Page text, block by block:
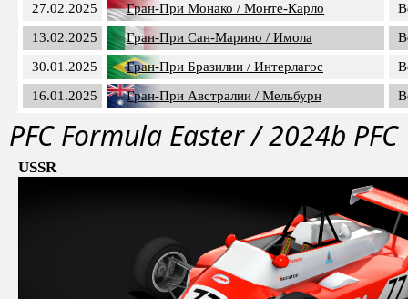
27.02.2025
Гран-При Монако / Монте-Карло
13.02.2025
Гран-При Сан-Марино / Имола
30.01.2025
Гран-При Бразилии / Интерлагос
16.01.2025
Гран-При Австралии / Мельбурн
PFС Formula Easter / 2024b PFC
USSR